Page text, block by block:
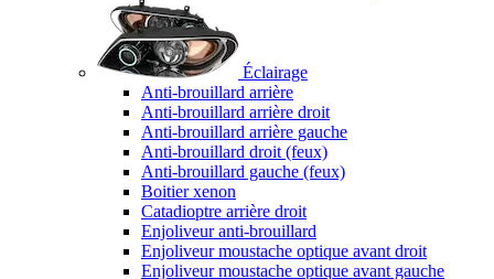
Éclairage
Anti-brouillard arrière
Anti-brouillard arrière droit
Anti-brouillard arrière gauche
Anti-brouillard droit (feux)
Anti-brouillard gauche (feux)
Boitier xenon
Catadioptre arrière droit
Enjoliveur anti-brouillard
Enjoliveur moustache optique avant droit
Enjoliveur moustache optique avant gauche